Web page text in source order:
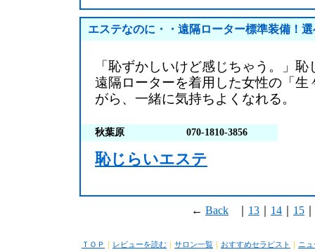
エステなのに・・遠隔ローター標準装備！
「恥ずかしいけど感じちゃう。」
遠隔ローターを着用した女性の「生
がら、一緒に気持ちよくなれる。
秋葉原 070-1810-3856
恥じらいエステ
← Back 13 14 15
ＴＯＰ ｜ レビューを読む ｜ サロン一覧 ｜ おすすめセラピスト ｜ ニ